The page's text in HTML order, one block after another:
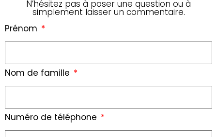
N’hésitez pas à poser une question ou à
simplement laisser un commentaire.
Prénom
Nom de famille
Numéro de téléphone